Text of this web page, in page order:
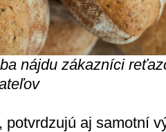
nájdu zákazníci
potvrdzujú aj samotní